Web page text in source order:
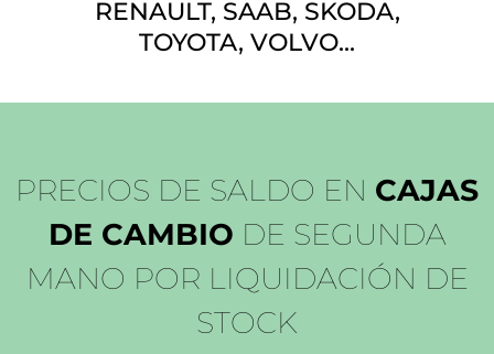
RENAULT, SAAB, SKODA,
TOYOTA, VOLVO...
PRECIOS DE SALDO EN CAJAS
DE CAMBIO DE SEGUNDA
MANO POR LIQUIDACIÓN DE
STOCK